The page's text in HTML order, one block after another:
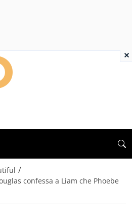
/
confessa a Liam che Phoebe
×